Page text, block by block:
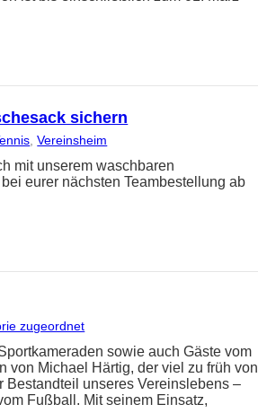
sichern
, Vereinsheim
mit unserem waschbaren
eurer nächsten Teambestellung ab
zugeordnet
sowie auch Gäste vom
von Michael Härtig, der viel zu früh von
unseres Vereinslebens –
Fußball. Mit seinem Einsatz,